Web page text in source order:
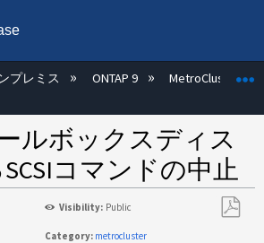
層を展開/折りたたむ
プレミス ONTAP 9 MetroCluster
ルボックスディス
コマンドの中止
Visibility: Public
Category: metrocluster